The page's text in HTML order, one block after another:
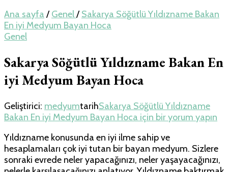
Ana sayfa / Genel/ Sakarya Söğütlü Yıldızname Bakan
En iyi Medyum Bayan Hoca
Genel
Sakarya Söğütlü Yıldızname Bakan En
iyi Medyum Bayan Hoca
Geliştirici: medyumtarihSakarya Söğütlü Yıldızname
Bakan En iyi Medyum Bayan Hoca için bir yorum yapın
Yıldızname konusunda en iyi ilme sahip ve
hesaplamaları çok iyi tutan bir bayan medyum. Sizlere
sonraki evrede neler yapacağınızı, neler yaşayacağınızı,